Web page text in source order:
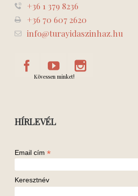
+36 1 379 8236
+36 70 607 2620
info@turayidaszinhaz.hu
Kövessen minket!
HÍRLEVÉL
Email cím *
Keresztnév